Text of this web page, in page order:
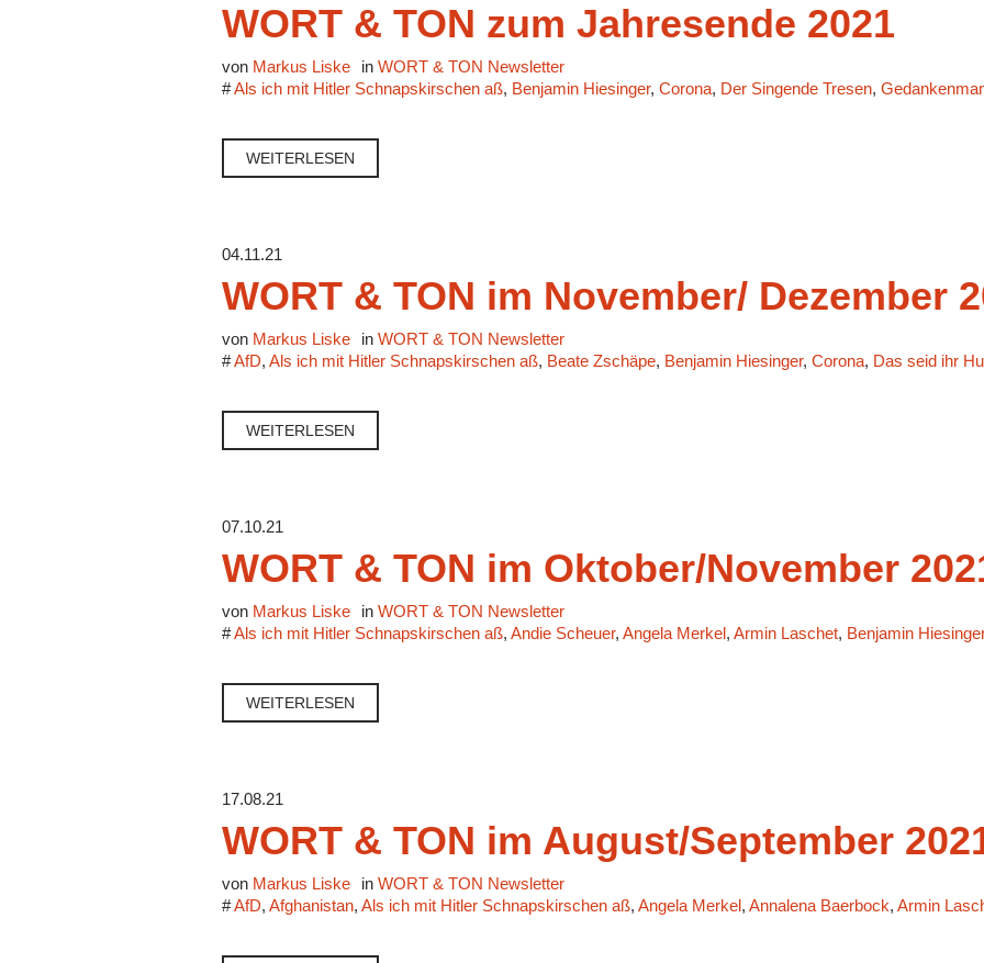
WORT & TON zum Jahresende 2021
von Markus Liske in WORT & TON Newsletter
#Als ich mit Hitler Schnapskirschen aß, Benjamin Hiesinger, Corona, Der Singende Tresen,
WEITERLESEN
04.11.21
WORT & TON im November/ Dezember
von Markus Liske in WORT & TON Newsletter
#AfD, Als ich mit Hitler Schnapskirschen aß, Beate Zschäpe, Benjamin Hiesinger, Corona, Das seid ihr
WEITERLESEN
07.10.21
WORT & TON im Oktober/November
von Markus Liske in WORT & TON Newsletter
#Als ich mit Hitler Schnapskirschen aß, Andie Scheuer, Angela Merkel, Armin Laschet, Benjamin Hiesinger
WEITERLESEN
17.08.21
WORT & TON im August/September
von Markus Liske in WORT & TON Newsletter
#AfD, Afghanistan, Als ich mit Hitler Schnapskirschen aß, Angela Merkel, Annalena Baerbock, Armin